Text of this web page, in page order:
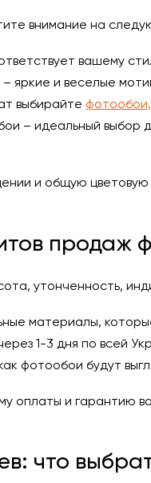
внимание на
вашему
яркие и веселые
выбирайте
– идеальный выбор
и общую
продаж
утонченность,
материалы,
1-3 дня по всей
фотообои будут
оплаты и гарантию
что